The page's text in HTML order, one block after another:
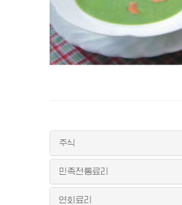
주식
민족전통료리
연회료리